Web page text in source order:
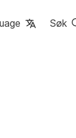
Søk